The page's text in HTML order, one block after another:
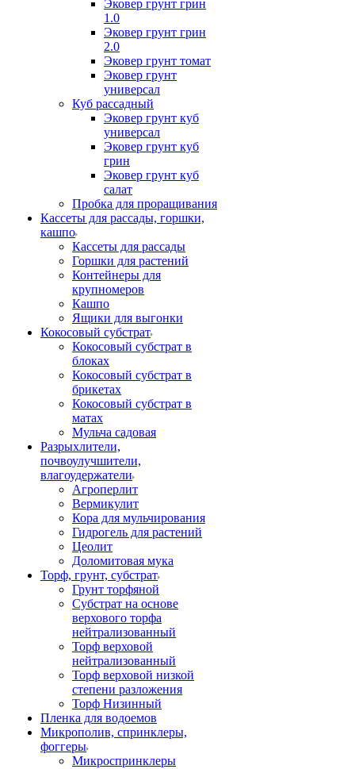
Эковер грунт грин
1.0
Эковер грунт грин
2.0
Эковер грунт томат
Эковер грунт
универсал
Куб рассадный
Эковер грунт куб
универсал
Эковер грунт куб
грин
Эковер грунт куб
салат
Пробка для проращивания
Кассеты для рассады, горшки,
кашпо
Кассеты для рассады
Горшки для растений
Контейнеры для
крупномеров
Кашпо
Ящики для выгонки
Кокосовый субстрат
Кокосовый субстрат в
блоках
Кокосовый субстрат в
брикетах
Кокосовый субстрат в
матах
Мульча садовая
Разрыхлители,
почвоулучшители,
влагоудержатели
Агроперлит
Вермикулит
Кора для мульчирования
Гидрогель для растений
Цеолит
Доломитовая мука
Торф, грунт, субстрат
Грунт торфяной
Субстрат на основе
верхового торфа
нейтрализованный
Торф верховой
нейтрализованный
Торф верховой низкой
степени разложения
Торф Низинный
Пленка для водоемов
Микрополив, спринклеры,
фоггеры
Микроспринклеры